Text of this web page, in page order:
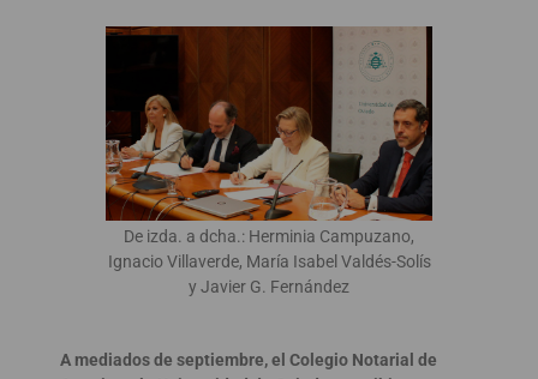
De izda. a dcha.: Herminia Campuzano,
Ignacio Villaverde, María Isabel Valdés-Solís
y Javier G. Fernández
A mediados de septiembre, el Colegio Notarial de